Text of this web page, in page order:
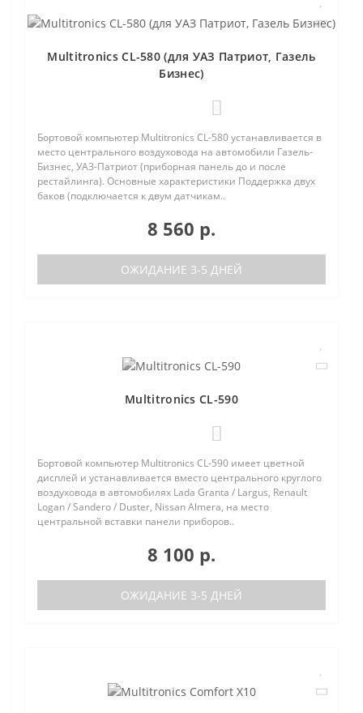
Multitronics CL-580 (для УАЗ Патриот, Газель
Бизнес)
Бортовой компьютер Multitronics CL-580 устанавливается в
место центрального воздуховода на автомобили Газель-
Бизнес, УАЗ-Патриот (приборная панель до и после
рестайлинга). Основные характеристики Поддержка двух
баков (подключается к двум датчикам..
8 560 р.
ОЖИДАНИЕ 3-5 ДНЕЙ
Multitronics CL-590
Бортовой компьютер Multitronics CL-590 имеет цветной
дисплей и устанавливается вместо центрального круглого
воздуховода в автомобилях Lada Granta / Largus, Renault
Logan / Sandero / Duster, Nissan Almera, на место
центральной вставки панели приборов..
8 100 р.
ОЖИДАНИЕ 3-5 ДНЕЙ